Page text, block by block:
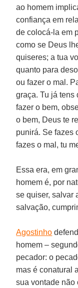
ao homem
confiança em
de colocá-la em
como se Deus
quiseres; a tua
quanto para
ou fazer o mal.
graça. Tu já tens
fazer o bem,
o bem, Deus te
punirá. Se fazes
fazes o mal, tu
Essa era, em
homem é, por
se quiser, salvar
salvação,
Agostinho
homem –
pecador: o
mas é conatural
sua vontade não